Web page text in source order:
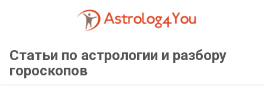
Статьи по астрологии и разбору
гороскопов